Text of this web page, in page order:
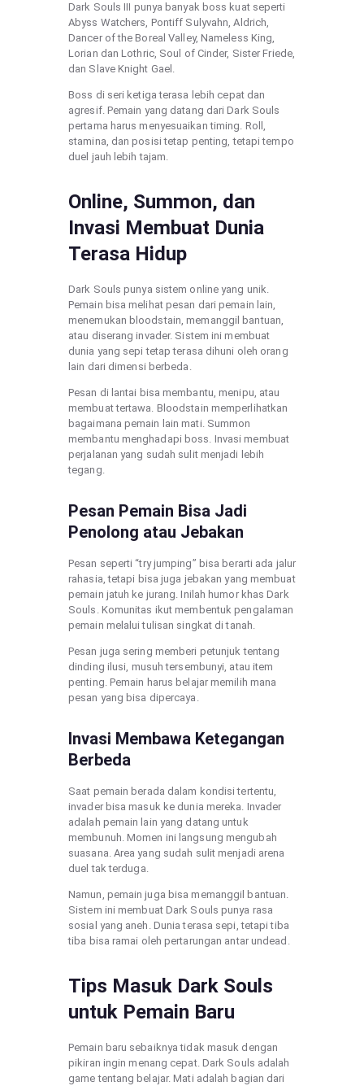
Dark Souls III punya banyak boss kuat seperti
Abyss Watchers, Pontiff Sulyvahn, Aldrich,
Dancer of the Boreal Valley, Nameless King,
Lorian dan Lothric, Soul of Cinder, Sister Friede,
dan Slave Knight Gael.
Boss di seri ketiga terasa lebih cepat dan
agresif. Pemain yang datang dari Dark Souls
pertama harus menyesuaikan timing. Roll,
stamina, dan posisi tetap penting, tetapi tempo
duel jauh lebih tajam.
Online, Summon, dan
Invasi Membuat Dunia
Terasa Hidup
Dark Souls punya sistem online yang unik.
Pemain bisa melihat pesan dari pemain lain,
menemukan bloodstain, memanggil bantuan,
atau diserang invader. Sistem ini membuat
dunia yang sepi tetap terasa dihuni oleh orang
lain dari dimensi berbeda.
Pesan di lantai bisa membantu, menipu, atau
membuat tertawa. Bloodstain memperlihatkan
bagaimana pemain lain mati. Summon
membantu menghadapi boss. Invasi membuat
perjalanan yang sudah sulit menjadi lebih
tegang.
Pesan Pemain Bisa Jadi
Penolong atau Jebakan
Pesan seperti “try jumping” bisa berarti ada jalur
rahasia, tetapi bisa juga jebakan yang membuat
pemain jatuh ke jurang. Inilah humor khas Dark
Souls. Komunitas ikut membentuk pengalaman
pemain melalui tulisan singkat di tanah.
Pesan juga sering memberi petunjuk tentang
dinding ilusi, musuh tersembunyi, atau item
penting. Pemain harus belajar memilih mana
pesan yang bisa dipercaya.
Invasi Membawa Ketegangan
Berbeda
Saat pemain berada dalam kondisi tertentu,
invader bisa masuk ke dunia mereka. Invader
adalah pemain lain yang datang untuk
membunuh. Momen ini langsung mengubah
suasana. Area yang sudah sulit menjadi arena
duel tak terduga.
Namun, pemain juga bisa memanggil bantuan.
Sistem ini membuat Dark Souls punya rasa
sosial yang aneh. Dunia terasa sepi, tetapi tiba
tiba bisa ramai oleh pertarungan antar undead.
Tips Masuk Dark Souls
untuk Pemain Baru
Pemain baru sebaiknya tidak masuk dengan
pikiran ingin menang cepat. Dark Souls adalah
game tentang belajar. Mati adalah bagian dari